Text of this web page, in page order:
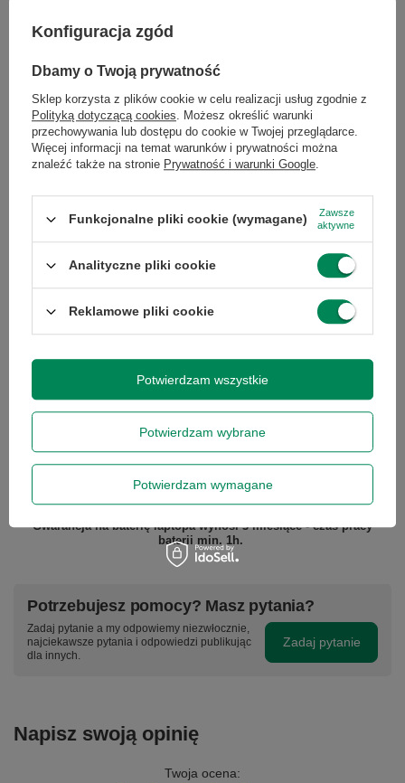
Symbol
Stan
opakowania
Generacja
Procesora
10
Pojemność
dysku
256
Podmiot odpowiedzialny|Informacje o bezpieczeństwie
daty zakupu. Prosimy o kontakt telefoniczny ze sklepem, aby
określić krótko naturę problemu, a następnie za pośrednictwem
formularza reklamacji, proszęzamówić kuriera lub paczkomat.
Gwarancja nie obejmuje lampy projektora, tuszy, tonerów,
Gwarancja na baterię laptopa wynosi 3 miesiące - czas pracy
baterii min. 1h.
Potrzebujesz pomocy? Masz pytania?
Zadaj pytanie a my odpowiemy niezwłocznie,
najciekawsze pytania i odpowiedzi publikując
dla innych.
Zadaj pytanie
Napisz swoją opinię
Twoja ocena:
Konfiguracja zgód
Dbamy o Twoją prywatność
Sklep korzysta z plików cookie w celu realizacji usług zgodnie z
Polityką dotyczącą cookies. Możesz określić warunki
przechowywania lub dostępu do cookie w Twojej przeglądarce.
Więcej informacji na temat warunków i prywatności można
znaleźć także na stronie Prywatność i warunki Google.
Funkcjonalne pliki cookie (wymagane)
Zawsze
aktywne
Analityczne pliki cookie
Reklamowe pliki cookie
Potwierdzam wybrane
Potwierdzam wymagane
Potwierdzam wszystkie